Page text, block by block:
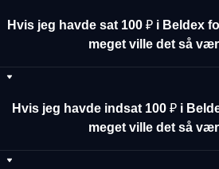
Hvis jeg havde sat 100 ₽ i Beldex
meget ville det så
Hvis jeg havde indsat 100 ₽ i
meget ville det så